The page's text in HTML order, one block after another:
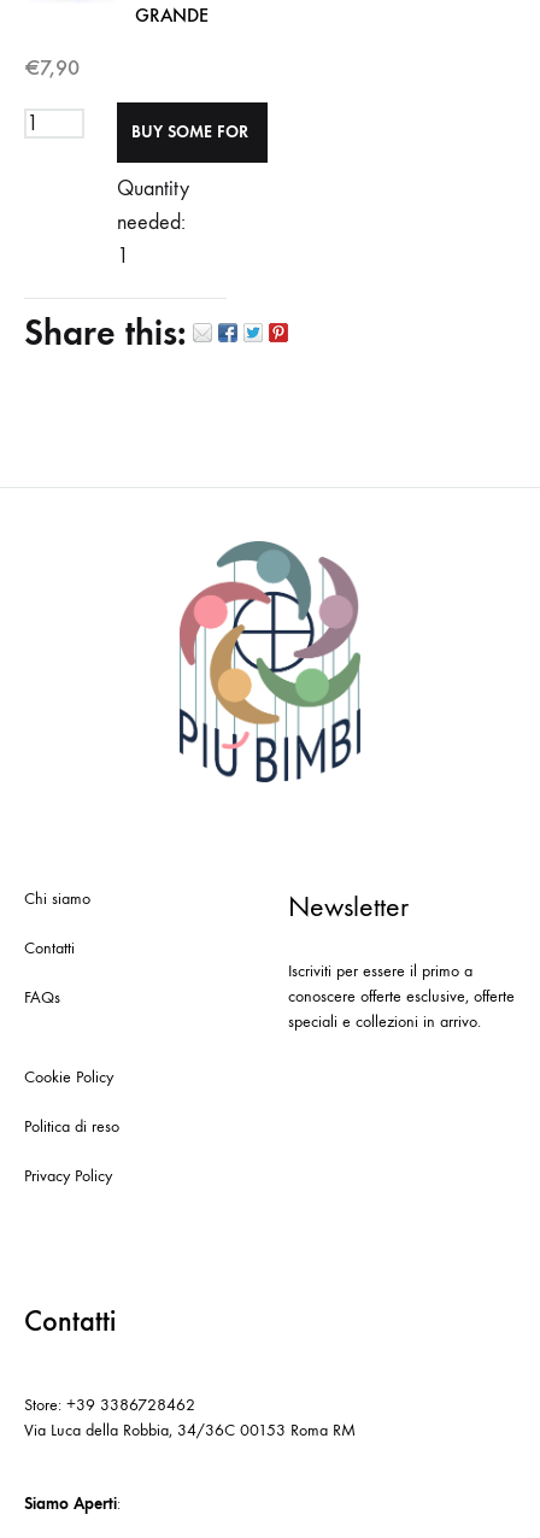
GRANDE
€7,90
Quantity
needed:
1
Share this:
Chi siamo
Contatti
FAQs
Cookie Policy
Politica di reso
Privacy Policy
Newsletter
Iscriviti per essere il primo a
conoscere offerte esclusive, offerte
speciali e collezioni in arrivo.
Contatti
Store: +39 3386728462
Via Luca della Robbia, 34/36C 00153 Roma RM
Siamo Aperti: